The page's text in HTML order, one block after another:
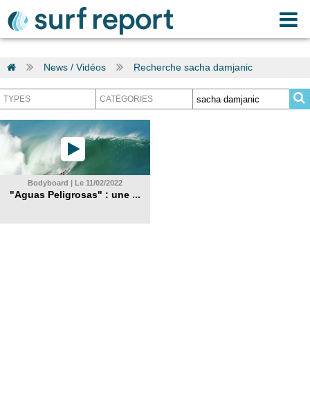
News / Vidéos Recherche sacha damjanic
Bodyboard | Le 11/02/2022
"Aguas Peligrosas" : une ...